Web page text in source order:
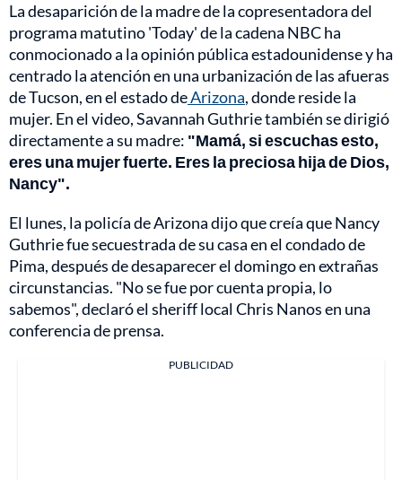
La desaparición de la madre de la copresentadora del
programa matutino 'Today' de la cadena NBC ha
conmocionado a la opinión pública estadounidense y ha
centrado la atención en una urbanización de las afueras
de Tucson, en el estado deArizona, donde reside la
mujer. En el video, Savannah Guthrie también se dirigió
directamente a su madre: "Mamá, si escuchas esto,
eres una mujer fuerte. Eres la preciosa hija de Dios,
Nancy".
El lunes, la policía de Arizona dijo que creía que Nancy
Guthrie fue secuestrada de su casa en el condado de
Pima, después de desaparecer el domingo en extrañas
circunstancias. "No se fue por cuenta propia, lo
sabemos", declaró el sheriff local Chris Nanos en una
conferencia de prensa.
PUBLICIDAD